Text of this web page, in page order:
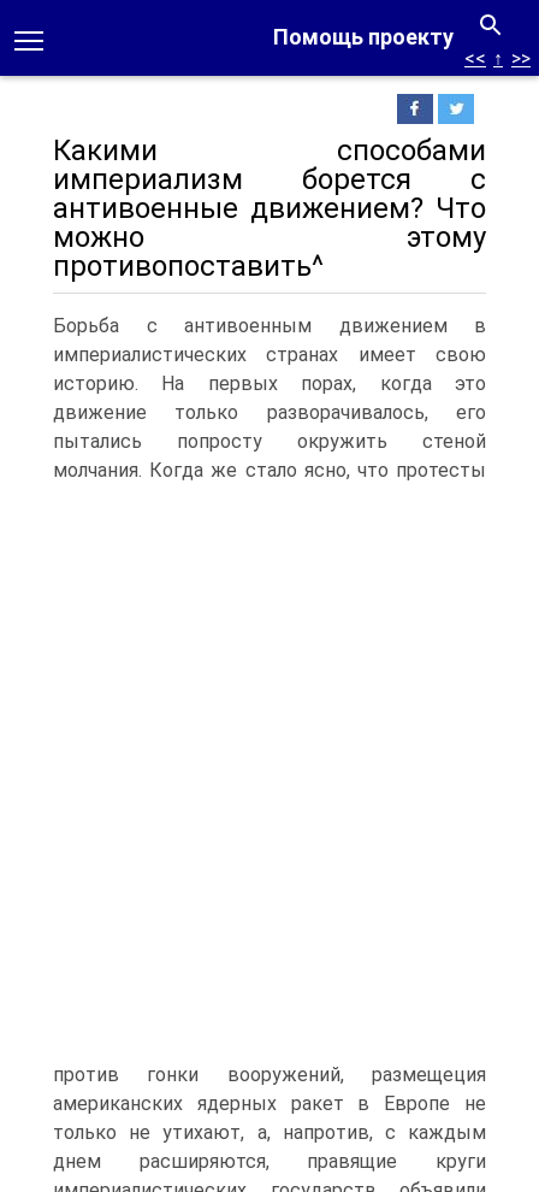
Помощь проекту
<< ↑ >>
Какими способами
империализм борется с
антивоенные движением? Что
можно этому
противопоставить^
Борьба с антивоенным движением в
империалистических странах имеет свою
историю. На первых порах, когда это
движение только разворачивалось, его
пытались попросту окружить стеной
молчания. Когда же стало ясно, что протесты
против гонки вооружений, размещеция
американских ядерных ракет в Европе не
только не утихают, а, напротив, с каждым
днем расширяются, правящие круги